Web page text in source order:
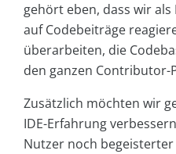
gehört eben, dass wir
auf Codebeiträge
überarbeiten, die
den ganzen Contributor-
Zusätzlich möchten wir
IDE-Erfahrung
Nutzer noch